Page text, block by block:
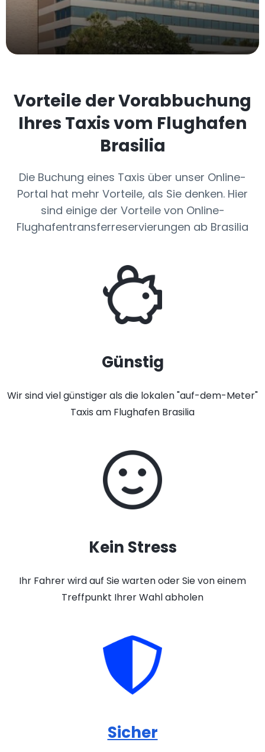
Vorteile der Vorabbuchung
Ihres Taxis vom Flughafen
Brasilia
Die Buchung eines Taxis über unser Online-
Portal hat mehr Vorteile, als Sie denken. Hier
sind einige der Vorteile von Online-
Flughafentransferreservierungen ab Brasilia
Günstig
Wir sind viel günstiger als die lokalen "auf-dem-Meter"
Taxis am Flughafen Brasilia
Kein Stress
Ihr Fahrer wird auf Sie warten oder Sie von einem
Treffpunkt Ihrer Wahl abholen
Sicher